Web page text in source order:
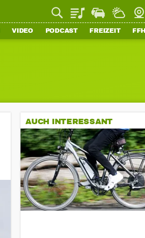
PlaylistStaupilotWetter
VIDEO PODCAST FREIZEIT
AUCH INTERESSANT